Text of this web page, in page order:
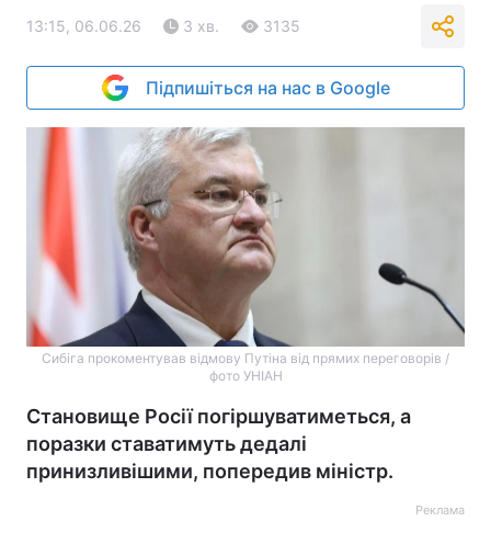
13:15, 06.06.26 3 хв. 3135
Підпишіться на нас в Google
Сибіга прокоментував відмову Путіна від прямих переговорів /
фото УНІАН
Становище Росії погіршуватиметься, а
поразки ставатимуть дедалі
принизливішими, попередив міністр.
Реклама